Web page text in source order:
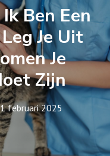
Ben Een
Je Uit
Je
Zijn
1 februari 2025